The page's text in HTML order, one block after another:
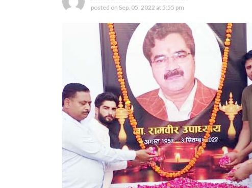
posted on Sep. 05, 2022 at 5:55 pm